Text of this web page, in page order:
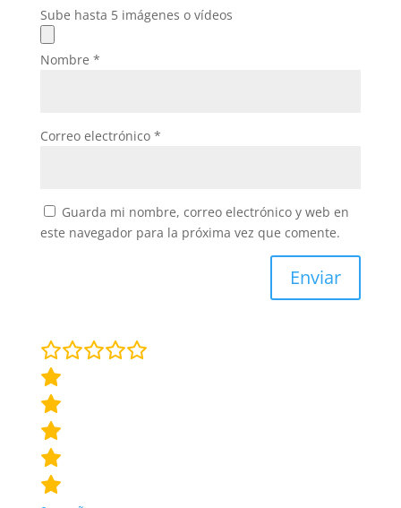
Sube hasta 5 imágenes o vídeos
Nombre *
Correo electrónico *
Guarda mi nombre, correo electrónico y web en
este navegador para la próxima vez que comente.
Enviar